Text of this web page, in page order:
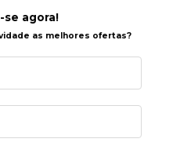
se agora!
as melhores ofertas?